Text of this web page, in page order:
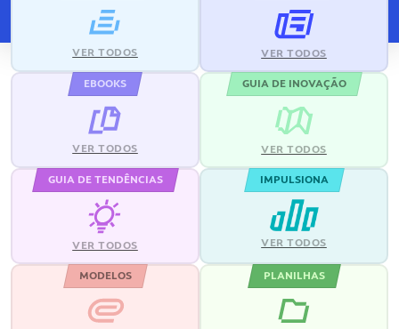
VER TODOS VER TODOS
EBOOKS
VER TODOS
GUIA DE INOVAÇÃO
VER TODOS
GUIA DE TENDÊNCIAS
VER TODOS
IMPULSIONA
VER TODOS
MODELOS PLANILHAS